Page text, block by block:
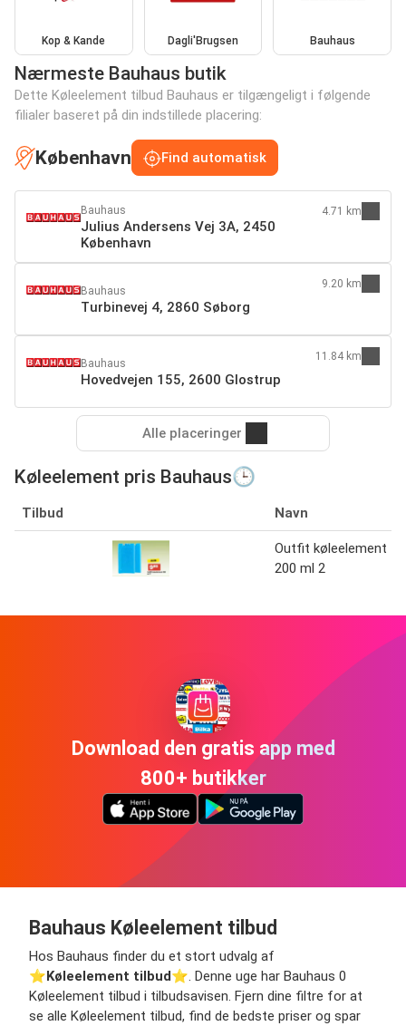
Kop & Kande Dagli'Brugsen Bauhaus
Nærmeste Bauhaus butik
Dette Køleelement tilbud Bauhaus er tilgængeligt i følgende
filialer baseret på din indstillede placering:
København Find automatisk
Bauhaus
Julius Andersens Vej 3A, 2450
København
4.71 km
Bauhaus
Turbinevej 4, 2860 Søborg
9.20 km
Bauhaus
Hovedvejen 155, 2600 Glostrup
11.84 km
Alle placeringer
Køleelement pris Bauhaus🕒
Tilbud Navn
Outfit køleelement
200 ml 2
Download den gratis app med
800+ butikker
Bauhaus Køleelement tilbud
Hos Bauhaus finder du et stort udvalg af
⭐️Køleelement tilbud⭐️. Denne uge har Bauhaus 0
Køleelement tilbud i tilbudsavisen. Fjern dine filtre for at
se alle Køleelement tilbud, find de bedste priser og spar